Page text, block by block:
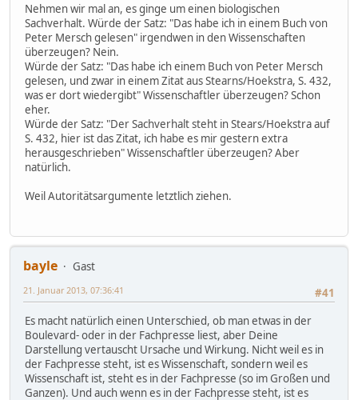
Nehmen wir mal an, es ginge um einen biologischen
Sachverhalt. Würde der Satz: "Das habe ich in einem Buch von
Peter Mersch gelesen" irgendwen in den Wissenschaften
überzeugen? Nein.
Würde der Satz: "Das habe ich einem Buch von Peter Mersch
gelesen, und zwar in einem Zitat aus Stearns/Hoekstra, S. 432,
was er dort wiedergibt" Wissenschaftler überzeugen? Schon
eher.
Würde der Satz: "Der Sachverhalt steht in Stears/Hoekstra auf
S. 432, hier ist das Zitat, ich habe es mir gestern extra
herausgeschrieben" Wissenschaftler überzeugen? Aber
natürlich.
Weil Autoritätsargumente letztlich ziehen.
bayle
Gast
#41
21. Januar 2013, 07:36:41
Es macht natürlich einen Unterschied, ob man etwas in der
Boulevard- oder in der Fachpresse liest, aber Deine
Darstellung vertauscht Ursache und Wirkung. Nicht weil es in
der Fachpresse steht, ist es Wissenschaft, sondern weil es
Wissenschaft ist, steht es in der Fachpresse (so im Großen und
Ganzen). Und auch wenn es in der Fachpresse steht, ist es